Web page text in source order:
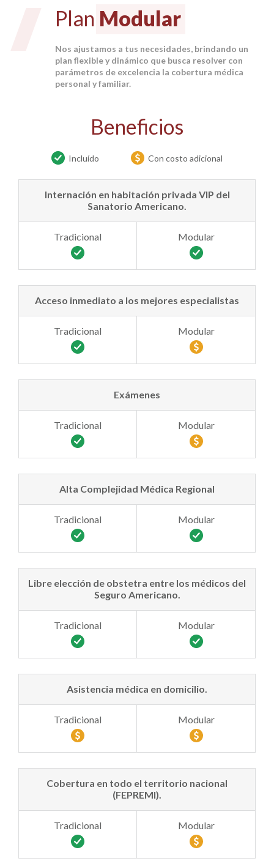
Plan Modular
Nos ajustamos a tus necesidades, brindando un
plan flexible y dinámico que busca resolver con
parámetros de excelencia la cobertura médica
personal y familiar.
Beneficios
Incluído Con costo adicional
Internación en habitación privada VIP del
Sanatorio Americano.
Acceso inmediato a los mejores especialistas
Exámenes
Alta Complejidad Médica Regional
Libre elección de obstetra entre los médicos del
Seguro Americano.
Asistencia médica en domicilio.
Cobertura en todo el territorio nacional
(FEPREMI).